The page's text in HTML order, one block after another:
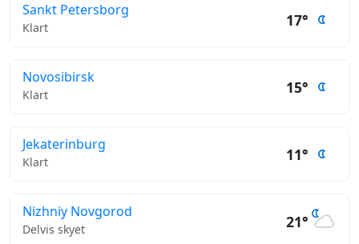
Sankt Petersborg
Klart 17°
Novosibirsk
Klart 15°
Jekaterinburg
Klart 11°
Nizhniy Novgorod
Delvis skyet 21°